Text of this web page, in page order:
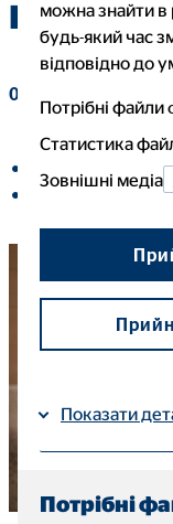
07. вересня 2021
Поділитися на
можна знайти в
будь-який час
відповідно до
Потрібні файли
Статистика
Зовнішні медіа
Показати
Потрібні